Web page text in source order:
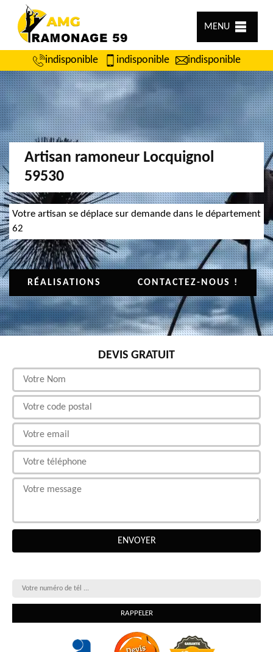
MENU
indisponible indisponible indisponible
Artisan ramoneur Locquignol
59530
Votre artisan se déplace sur demande dans le département
62
RÉALISATIONS CONTACTEZ-NOUS !
DEVIS GRATUIT